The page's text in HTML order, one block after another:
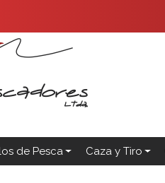
de Pesca Caza y Tiro